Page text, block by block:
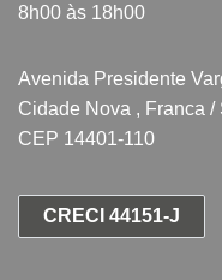
8h00 às 18h00
Avenida Presidente
Cidade Nova , Franca /
CEP 14401-110
CRECI 44151-J